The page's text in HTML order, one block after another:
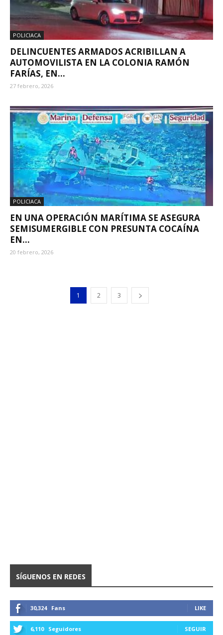
POLICIACA
DELINCUENTES ARMADOS ACRIBILLAN A
AUTOMOVILISTA EN LA COLONIA RAMÓN
FARÍAS, EN...
27 febrero, 2026
POLICIACA
EN UNA OPERACIÓN MARÍTIMA SE ASEGURA
SEMISUMERGIBLE CON PRESUNTA COCAÍNA
EN...
20 febrero, 2026
1 2 3
SÍGUENOS EN REDES
30,324 Fans LIKE
6,110 Seguidores SEGUIR